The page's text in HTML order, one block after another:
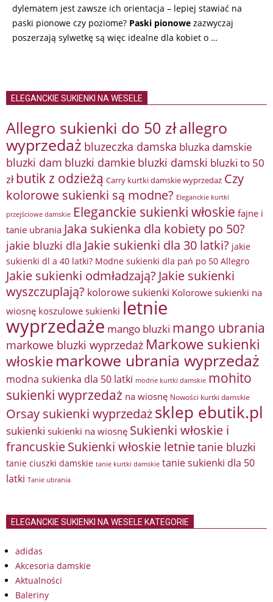
dylematem jest zawsze ich orientacja – lepiej stawiać na
paski pionowe czy poziome? Paski pionowe zazwyczaj
poszerzają sylwetkę są więc idealne dla kobiet o …
ELEGANCKIE SUKIENKI NA WESELE
Allegro sukienki do 50 złallegro
wyprzedaż bluzeczka damska bluzka damskie
bluzki dam bluzki damkie bluzki damski bluzki to 50
zł butik z odzieżą Carry kurtki damskie wyprzedaż Czy
kolorowe sukienki są modne? Eleganckie kurtki
przejściowe damskie Eleganckie sukienki włoskie fajne i
tanie ubrania Jaka sukienka dla kobiety po 50?
jakie bluzki dla Jakie sukienki dla 30 latki? jakie
sukienki dl a 40 latki? Modne sukienki dla pań po 50 Allegro
Jakie sukienki odmładzają? Jakie sukienki
wyszczuplają? kolorowe sukienki Kolorowe sukienki na
wiosnę koszulowe sukienki letnie
wyprzedaże mango bluzki mango ubrania
markowe bluzki wyprzedaż Markowe sukienki
włoskie markowe ubrania wyprzedaż
modna sukienka dla 50 latki modne kurtki damskie mohito
sukienki wyprzedaż na wiosnę Nowości kurtki damskie
Orsay sukienki wyprzedażsklep ebutik.pl
sukienki sukienki na wiosnę Sukienki włoskie i
francuskieSukienki włoskie letnietanie bluzki
tanie ciuszki damskie tanie kurtki damskie tanie sukienki dla 50
latki Tanie ubrania
ELEGANCKIE SUKIENKI NA WESELE KATEGORIE
adidas
Akcesoria damskie
Aktualności
Baleriny